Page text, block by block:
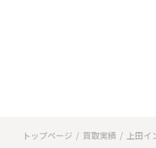
トップページ 買取実績 上田イ